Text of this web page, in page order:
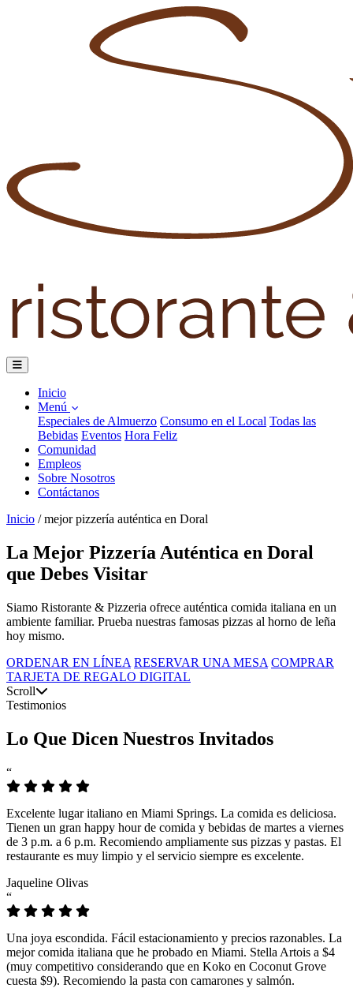
Inicio
Menú
Especiales de Almuerzo Consumo en el Local Todas las
Bebidas Eventos Hora Feliz
Comunidad
Empleos
Sobre Nosotros
Contáctanos
Inicio / mejor pizzería auténtica en Doral
La Mejor Pizzería Auténtica en Doral
que Debes Visitar
Siamo Ristorante & Pizzeria ofrece auténtica comida italiana en un
ambiente familiar. Prueba nuestras famosas pizzas al horno de leña
hoy mismo.
ORDENAR EN LÍNEA RESERVAR UNA MESA COMPRAR
TARJETA DE REGALO DIGITAL
Scroll
Testimonios
Lo Que Dicen Nuestros Invitados
“
Excelente lugar italiano en Miami Springs. La comida es deliciosa.
Tienen un gran happy hour de comida y bebidas de martes a viernes
de 3 p.m. a 6 p.m. Recomiendo ampliamente sus pizzas y pastas. El
restaurante es muy limpio y el servicio siempre es excelente.
Jaqueline Olivas
“
Una joya escondida. Fácil estacionamiento y precios razonables. La
mejor comida italiana que he probado en Miami. Stella Artois a $4
(muy competitivo considerando que en Koko en Coconut Grove
cuesta $9). Recomiendo la pasta con camarones y salmón.